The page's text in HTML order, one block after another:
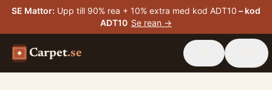
SE Mattor: Upp till 90% rea + 10% extra med kod ADT10 – kod
ADT10 Se rean →
Carpet.se